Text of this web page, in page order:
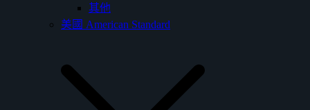
其他
美國 American Standard